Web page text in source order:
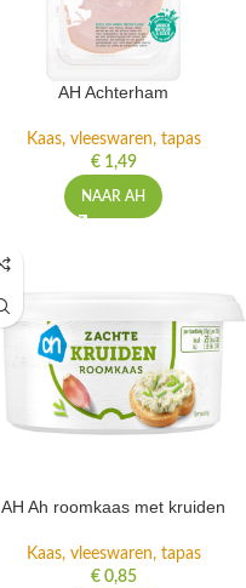
AH Achterham
Kaas, vleeswaren, tapas
€1,49
NAAR AH
AH Ah roomkaas met kruiden
Kaas, vleeswaren, tapas
€0,85